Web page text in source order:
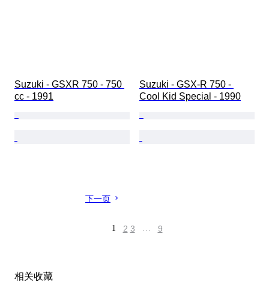
Suzuki - GSXR 750 - 750
cc - 1991
Suzuki - GSX-R 750 -
Cool Kid Special - 1990
下一页
1 2 3 … 9
相关收藏